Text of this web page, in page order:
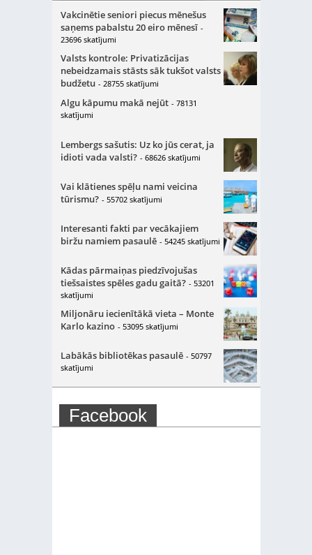
Vakcinētie seniori piecus mēnešus
saņems pabalstu 20 eiro mēnesī -
23696 skatījumi
Valsts kontrole: Privatizācijas
nebeidzamais stāsts sāk tukšot valsts
budžetu - 28755 skatījumi
Algu kāpumu makā nejūt - 78131
skatījumi
Lembergs sašutis: Uz ko jūs cerat, ja
idioti vada valsti? - 68626 skatījumi
Vai klātienes spēļu nami veicina
tūrismu? - 55702 skatījumi
Interesanti fakti par vecākajiem
biržu namiem pasaulē - 54245 skatījumi
Kādas pārmaiņas piedzīvojušas
tiešsaistes spēles gadu gaitā? - 53201
skatījumi
Miljonāru iecienītākā vieta – Monte
Karlo kazino - 53095 skatījumi
Labākās bibliotēkas pasaulē - 50797
skatījumi
Facebook